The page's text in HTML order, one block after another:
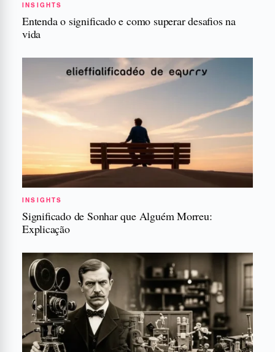
INSIGHTS
Entenda o significado e como superar desafios na
vida
INSIGHTS
Significado de Sonhar que Alguém Morreu:
Explicação